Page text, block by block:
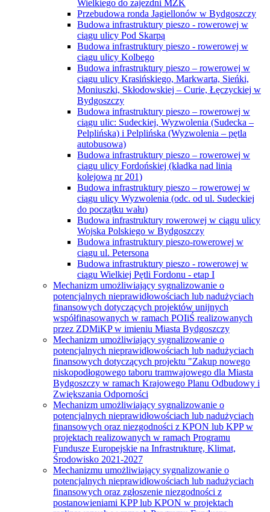
Wielkiego do zajezdni MZK
Przebudowa ronda Jagiellonów w Bydgoszczy
Budowa infrastruktury pieszo - rowerowej w
ciągu ulicy Pod Skarpą
Budowa infrastruktury pieszo - rowerowej w
ciągu ulicy Kolbego
Budowa infrastruktury pieszo – rowerowej w
ciągu ulicy Krasińskiego, Markwarta, Sieńki,
Moniuszki, Skłodowskiej – Curie, Łęczyckiej w
Bydgoszczy
Budowa infrastruktury pieszo – rowerowej w
ciągu ulic: Sudeckiej, Wyzwolenia (Sudecka –
Pelplińska) i Pelplińska (Wyzwolenia – pętla
autobusowa)
Budowa infrastruktury pieszo – rowerowej w
ciągu ulicy Fordońskiej (kładka nad linią
kolejową nr 201)
Budowa infrastruktury pieszo – rowerowej w
ciągu ulicy Wyzwolenia (odc. od ul. Sudeckiej
do początku wału)
Budowa infrastruktury rowerowej w ciągu ulicy
Wojska Polskiego w Bydgoszczy
Budowa infrastruktury pieszo-rowerowej w
ciągu ul. Petersona
Budowa infrastruktury pieszo - rowerowej w
ciągu Wielkiej Pętli Fordonu - etap I
Mechanizm umożliwiający sygnalizowanie o
potencjalnych nieprawidłowościach lub nadużyciach
finansowych dotyczących projektów unijnych
współfinasowanych w ramach POIiŚ realizowanych
przez ZDMiKP w imieniu Miasta Bydgoszczy
Mechanizm umożliwiający sygnalizowanie o
potencjalnych nieprawidłowościach lub nadużyciach
finansowych dotyczących projektu "Zakup nowego
niskopodłogowego taboru tramwajowego dla Miasta
Bydgoszczy w ramach Krajowego Planu Odbudowy i
Zwiększania Odporności
Mechanizm umożliwiający sygnalizowanie o
potencjalnych nieprawidłowościach lub nadużyciach
finansowych oraz niezgodności z KPON lub KPP w
projektach realizowanych w ramach Programu
Fundusze Europejskie na Infrastrukturę, Klimat,
Środowisko 2021-2027
Mechanizmu umożliwiający sygnalizowanie o
potencjalnych nieprawidłowościach lub nadużyciach
finansowych oraz zgłoszenie niezgodności z
postanowieniami KPP lub KPON w projektach